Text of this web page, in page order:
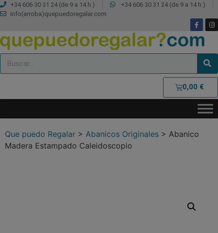
+34 606 30 31 24 (de 9 a 14 h.)
+34 606 30 31 24 (de 9 a 14 h.)
info(arroba)quepuedoregalar.com
0,00 €
Que puedo Regalar > Abanicos Originales > Abanico
Madera Estampado Caleidoscopio